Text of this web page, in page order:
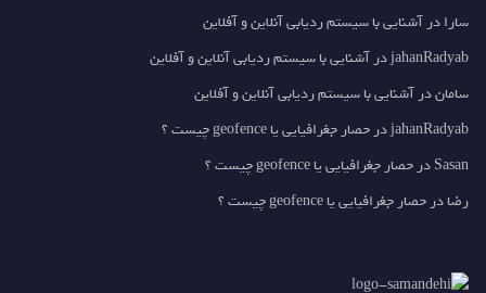
سارادرآشنایی با سیستم ردیابی آنلاین و آفلاین
jahanRadyabدرآشنایی با سیستم ردیابی آنلاین و آفلاین
ساماندرآشنایی با سیستم ردیابی آنلاین و آفلاین
jahanRadyabدرحصار جغرافیایی یا geofence چیست ؟
Sasanدرحصار جغرافیایی یا geofence چیست ؟
رضادرحصار جغرافیایی یا geofence چیست ؟